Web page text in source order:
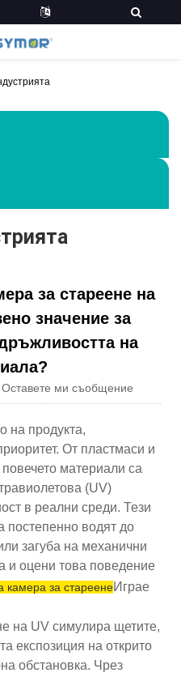
за стареене на
значение за
на
Оставете ми съобщение
на продукта,
От пластмаси и
материали са
(UV)
в реални среди. Тези
постепенно водят до
загуба на механични
и оцени това поведение
камера за стареенеИграе
на UV симулира щетите,
експозиция на открито
обстановка. Чрез